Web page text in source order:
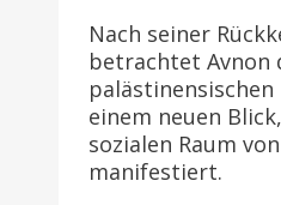
Nach seiner
betrachtet Avnon
einem neuen
sozialen Raum
manifestiert.